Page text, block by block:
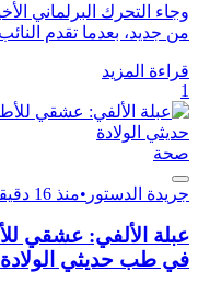
وجاء التحرك البرلماني
من جديد، بعدما تقدم
قراءة المزيد
1
صحة
جريدة الدستور •منذ 16 دقيقة
عبلة الألفي: عشقي
في طب حديثي الولادة